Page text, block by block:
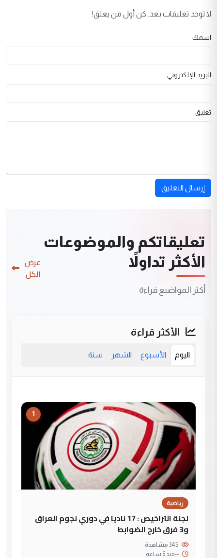
لا توجد تعليقات بعد. كن أول من يعلق!
اسمك
البريد الإلكتروني
تعليق
إرسال التعليق
تعليقاتكم والموضوعات
الأكثر تداولاً
أكثر المواضيع قراءة
عرض
الكل
الأكثر قراءة
اليوم الأسبوع الشهر سنة
1
رياضية
لجنة التراخيص : 17 ناديا في دوري نجوم العراق
و3 فرق خارج الضوابط
--منذ 6 ساعة